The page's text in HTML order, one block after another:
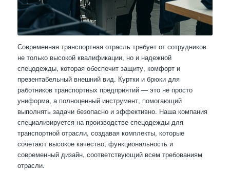
Современная транспортная отрасль требует от сотрудников
не только высокой квалификации, но и надежной
спецодежды, которая обеспечит защиту, комфорт и
презентабельный внешний вид. Куртки и брюки для
работников транспортных предприятий — это не просто
униформа, а полноценный инструмент, помогающий
выполнять задачи безопасно и эффективно. Наша компания
специализируется на производстве спецодежды для
транспортной отрасли, создавая комплекты, которые
сочетают высокое качество, функциональность и
современный дизайн, соответствующий всем требованиям
отрасли.